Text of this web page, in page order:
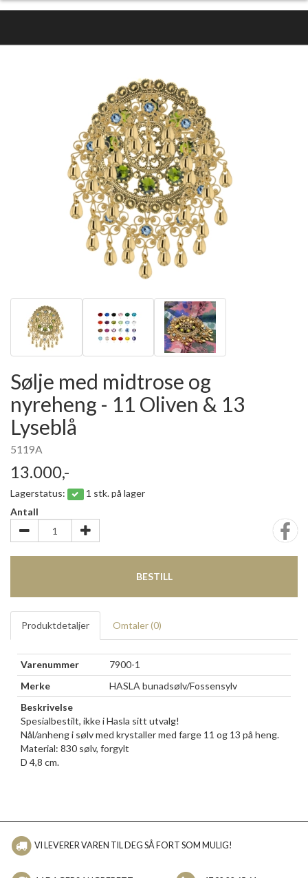
Sølje med midtrose og
nyreheng - 11 Oliven & 13
Lyseblå
5119A
13.000,-
Lagerstatus:
1 stk. på lager
Antall
BESTILL
Produktdetaljer Omtaler (0)
Varenummer
7900-1
Merke
HASLA bunadsølv/Fossensylv
Beskrivelse
Spesialbestilt, ikke i Hasla sitt utvalg!
Nål/anheng i sølv med krystaller med farge 11 og 13 på heng.
Material: 830 sølv, forgylt
D 4,8 cm.
VI LEVERER VAREN TIL DEG SÅ FORT SOM MULIG!